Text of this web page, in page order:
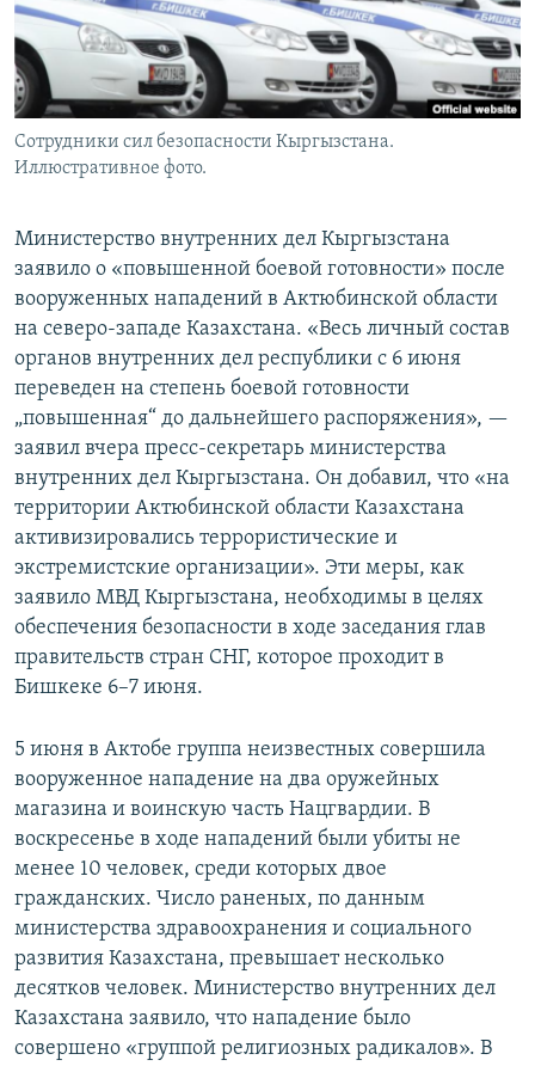
Сотрудники сил безопасности Кыргызстана.
Иллюстративное фото.
Министерство внутренних дел Кыргызстана
заявило о «повышенной боевой готовности» после
вооруженных нападений в Актюбинской области
на северо-западе Казахстана. «Весь личный состав
органов внутренних дел республики c 6 июня
переведен на степень боевой готовности
„повышенная“ до дальнейшего распоряжения», —
заявил вчера пресс-секретарь министерства
внутренних дел Кыргызстана. Он добавил, что «на
территории Актюбинской области Казахстана
активизировались террористические и
экстремистские организации». Эти меры, как
заявило МВД Кыргызстана, необходимы в целях
обеспечения безопасности в ходе заседания глав
правительств стран СНГ, которое проходит в
Бишкеке 6–7 июня.
5 июня в Актобе группа неизвестных совершила
вооруженное нападение на два оружейных
магазина и воинскую часть Нацгвардии. В
воскресенье в ходе нападений были убиты не
менее 10 человек, среди которых двое
гражданских. Число раненых, по данным
министерства здравоохранения и социального
развития Казахстана, превышает несколько
десятков человек. Министерство внутренних дел
Казахстана заявило, что нападение было
совершено «группой религиозных радикалов». В